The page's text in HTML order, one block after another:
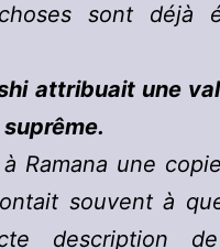
sont déjà
attribuait une
Ramana une
souvent à
description